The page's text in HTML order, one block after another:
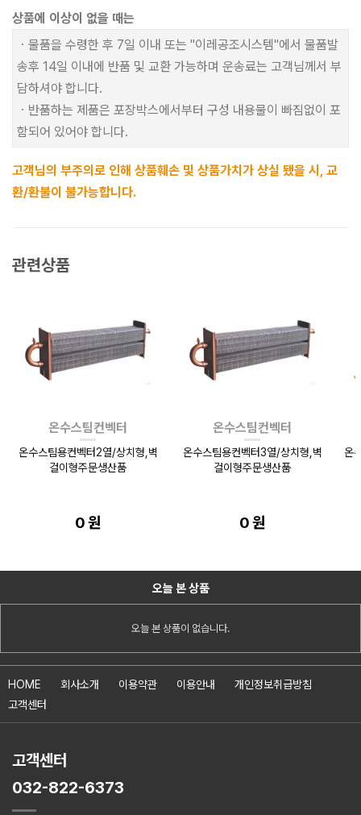
상품에 이상이 없을 때는
ㆍ물품을 수령한 후 7일 이내 또는 "이레공조시스템"에서 물품발
송후 14일 이내에 반품 및 교환 가능하며 운송료는 고객님께서 부
담하셔야 합니다.
ㆍ반품하는 제품은 포장박스에서부터 구성 내용물이 빠짐없이 포
함되어 있어야 합니다.
고객님의 부주의로 인해 상품훼손 및 상품가치가 상실 됐을 시, 교
환/환불이 불가능합니다.
관련상품
온수스팀컨벡터
온수스팀용컨벡터2열/상치형,벽
걸이형주문생산품
0 원
온수스팀컨벡터
온수스팀용컨벡터3열/상치형,벽
걸이형주문생산품
0 원
온
오늘 본 상품
오늘 본 상품이 없습니다.
HOME 회사소개 이용약관 이용안내
개인정보취급방침
고객센터
고객센터
032-822-6373